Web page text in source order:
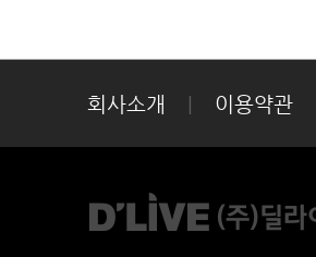
회사소개 이용약관